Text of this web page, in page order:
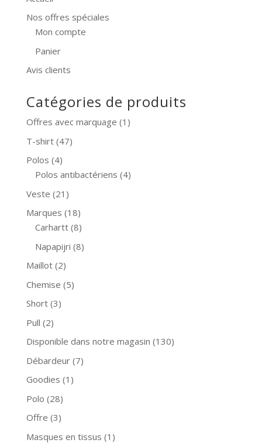
Nos offres spéciales
Mon compte
Panier
Avis clients
Catégories de produits
Offres avec marquage (1)
T-shirt (47)
Polos (4)
Polos antibactériens (4)
Veste (21)
Marques (18)
Carhartt (8)
Napapijri (8)
Maillot (2)
Chemise (5)
Short (3)
Pull (2)
Disponible dans notre magasin (130)
Débardeur (7)
Goodies (1)
Polo (28)
Offre (3)
Masques en tissus (1)